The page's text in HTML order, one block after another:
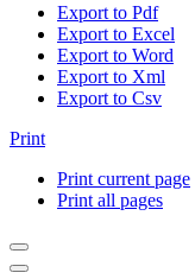
Export to Pdf
Export to Excel
Export to Word
Export to Xml
Export to Csv
Print
Print current page
Print all pages